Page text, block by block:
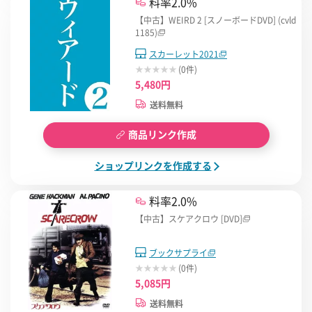
料率2.0%
【中古】WEIRD 2 [スノーボードDVD] (cvld
1185)
スカーレット2021
(0件)
5,480円
送料無料
商品リンク作成
ショップリンクを作成する
料率2.0%
【中古】スケアクロウ [DVD]
ブックサプライ
(0件)
5,085円
送料無料